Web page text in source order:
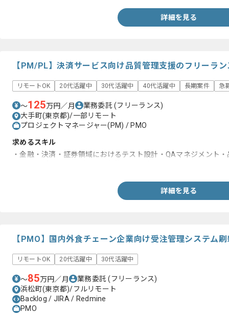
詳細を見る
【PM/PL】決済サービス向け品質管理支援のフリーラ
リモートOK 20代活躍中 30代活躍中 40代活躍中 長期案件 急
〜125万円／月 業務委託(フリーランス)
大手町(東京都)/一部リモート
プロジェクトマネージャー(PM) / PMO
求めるスキル
・金融・決済・証券領域におけるテスト設計・QAマネジメント
詳細を見る
【PMO】国内外食チェーン企業向け受注管理システム
リモートOK 20代活躍中 30代活躍中
〜85万円／月 業務委託(フリーランス)
浜松町(東京都)/フルリモート
Backlog / JIRA / Redmine
PMO